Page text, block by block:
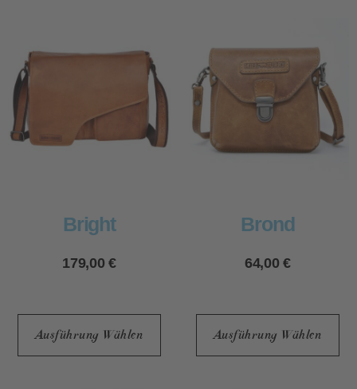
Bright
179,00€
Ausführung Wählen
Brond
64,00€
Ausführung Wählen